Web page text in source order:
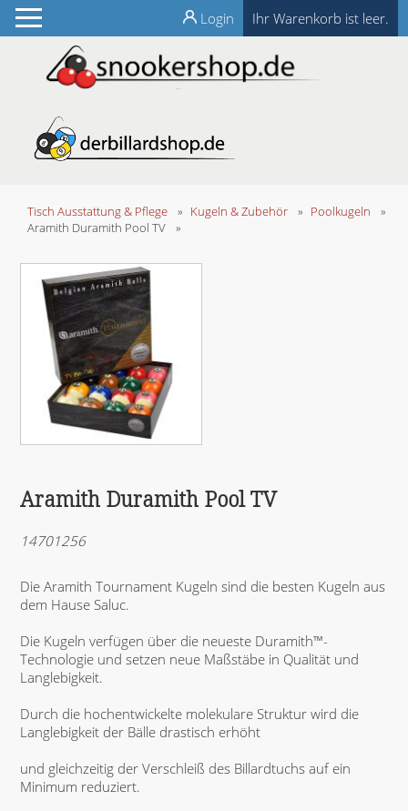
Ihr Warenkorb ist leer.
Login
Tisch Ausstattung & Pflege » Kugeln & Zubehör » Poolkugeln
»
Aramith Duramith Pool TV
»
Aramith Duramith Pool TV
14701256
Die Aramith Tournament Kugeln sind die besten Kugeln aus
dem Hause Saluc.
Die Kugeln verfügen über die neueste Duramith™-
Technologie und setzen neue Maßstäbe in Qualität und
Langlebigkeit.
Durch die hochentwickelte molekulare Struktur wird die
Langlebigkeit der Bälle drastisch erhöht
und gleichzeitig der Verschleiß des Billardtuchs auf ein
Minimum reduziert.